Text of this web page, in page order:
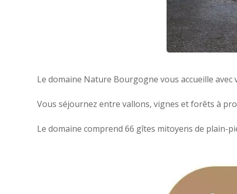
Le domaine Nature Bourgogne vous accueille
Vous séjournez entre vallons, vignes et forêts à
Le domaine comprend 66 gîtes mitoyens de plain-